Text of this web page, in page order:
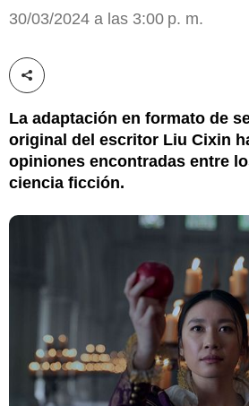
30/03/2024 a las 3:00 p. m.
Compartir esta noticia
La adaptación en formato de
original del escritor Liu Cixin
opiniones encontradas entre
ciencia ficción.